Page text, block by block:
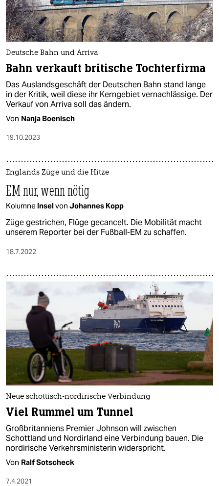
Deutsche Bahn und Arriva
Bahn verkauft britische Tochterfirma
Das Auslandsgeschäft der Deutschen Bahn stand lange
in der Kritik, weil diese ihr Kerngebiet vernachlässige. Der
Verkauf von Arriva soll das ändern.
Von Nanja Boenisch
19.10.2023
Englands Züge und die Hitze
EM nur, wenn nötig
Kolumne Inselvon Johannes Kopp
Züge gestrichen, Flüge gecancelt. Die Mobilität macht
unserem Reporter bei der Fußball-EM zu schaffen.
18.7.2022
Neue schottisch-nordirische Verbindung
Viel Rummel um Tunnel
Großbritanniens Premier Johnson will zwischen
Schottland und Nordirland eine Verbindung bauen. Die
nordirische Verkehrsministerin widerspricht.
Von Ralf Sotscheck
7.4.2021